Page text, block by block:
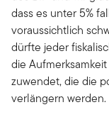
dass es unter 5%
voraussichtlich
dürfte jeder
die
zuwendet, die die
verlängern werden.